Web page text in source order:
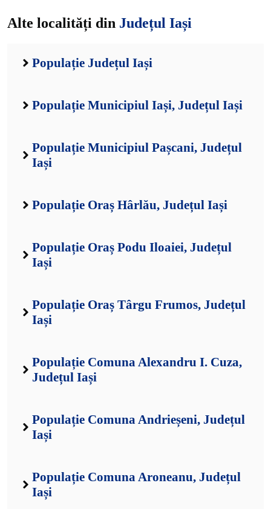
Alte localități din Județul Iași
Populație Județul Iași
Populație Municipiul Iași, Județul Iași
Populație Municipiul Pașcani, Județul
Iași
Populație Oraș Hârlău, Județul Iași
Populație Oraș Podu Iloaiei, Județul
Iași
Populație Oraș Târgu Frumos, Județul
Iași
Populație Comuna Alexandru I. Cuza,
Județul Iași
Populație Comuna Andrieșeni, Județul
Iași
Populație Comuna Aroneanu, Județul
Iași